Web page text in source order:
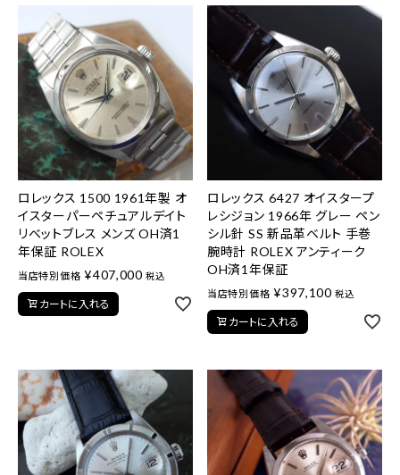
ロレックス 1500 1961年製 オ
イスターパーペチュアルデイト
リベットブレス メンズ OH済1
年保証 ROLEX
当店特別価格 ¥407,000 税込
カートに入れる
ロレックス 6427 オイスタープ
レシジョン 1966年 グレー ペン
シル針 SS 新品革ベルト 手巻
腕時計 ROLEX アンティーク
OH済1年保証
当店特別価格 ¥397,100 税込
カートに入れる